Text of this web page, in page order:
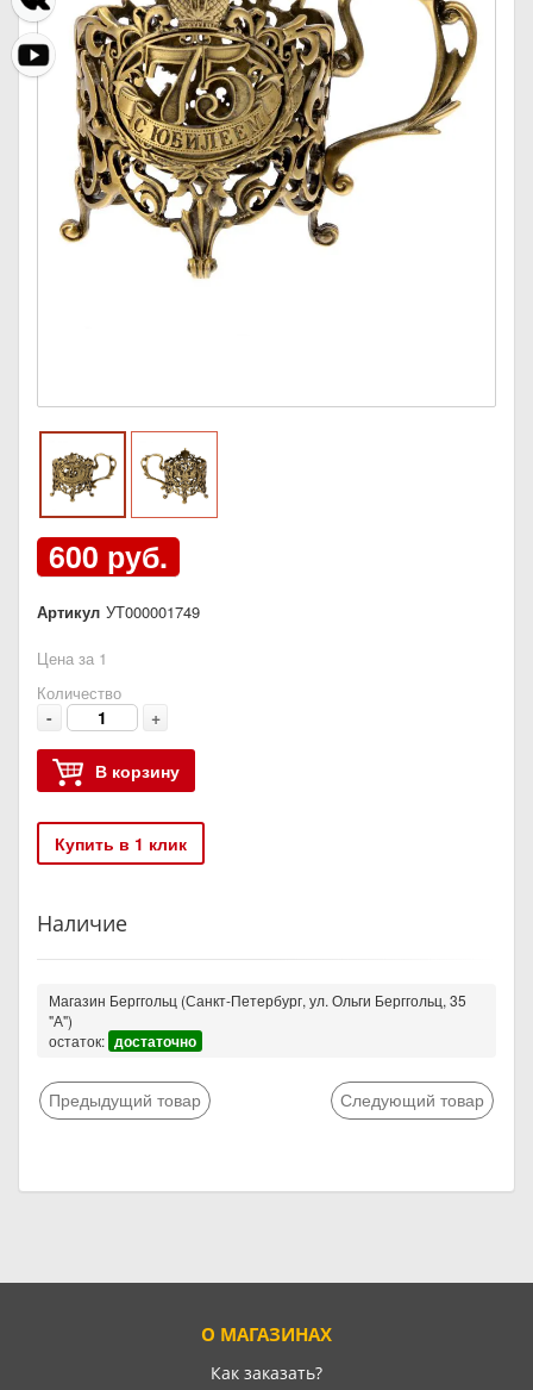
600 руб.
Артикул УТ000001749
Цена за 1
Количество
- +
В корзину
Купить в 1 клик
Наличие
Магазин Берггольц (Санкт-Петербург, ул. Ольги Берггольц, 35
"А")
остаток: достаточно
Предыдущий товар Следующий товар
О МАГАЗИНАХ
Как заказать?